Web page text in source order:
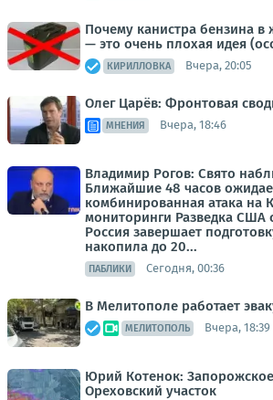
Почему канистра бензина
— это очень плохая идея
КИРИЛЛОВКА Вчера, 20:05
Олег Царёв: Фронтовая
МНЕНИЯ Вчера, 18:46
Владимир Рогов: Свято
Ближайшие 48 часов
комбинированная атака на
мониторинги Разведка США
Россия завершает
накопила до 20...
ПАБЛИКИ Сегодня, 00:36
В Мелитополе работает
МЕЛИТОПОЛЬ Вчера, 18:39
Юрий Котенок:
Ореховский участок